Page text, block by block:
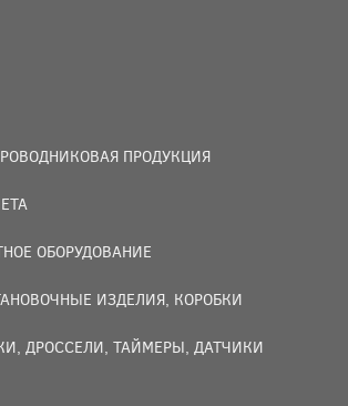
ПРОДУКЦИЯ
ОБОРУДОВАНИЕ
ИЗДЕЛИЯ, КОРОБКИ
ДРОССЕЛИ, ТАЙМЕРЫ, ДАТЧИКИ